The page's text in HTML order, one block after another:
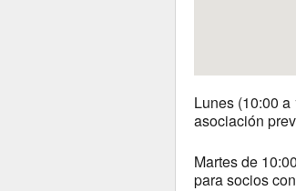
Lunes (10:00
asociación
Martes de
para socios